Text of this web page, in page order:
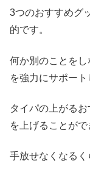
3つのおすすめグ
的です。
何か別のことを
を強力にサポート
タイパの上がる
を上げることがで
手放せなくなるく